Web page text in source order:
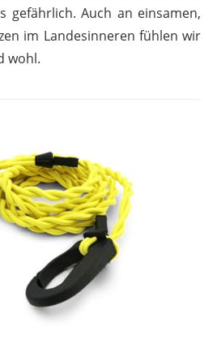
gefährlich. Auch an einsamen,
im Landesinneren fühlen wir
wohl.